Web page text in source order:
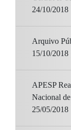
24/10/2018
Arquivo
15/10/2018
APESP
Nacional
25/05/2018